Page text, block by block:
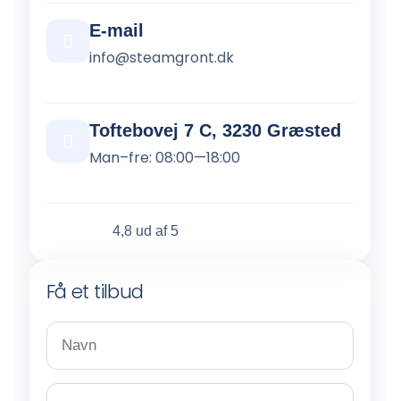
E-mail
info@steamgront.dk
Toftebovej 7 C, 3230 Græsted
Man–fre: 08:00—18:00
4,8 ud af 5
Få et tilbud
N
v
n
E